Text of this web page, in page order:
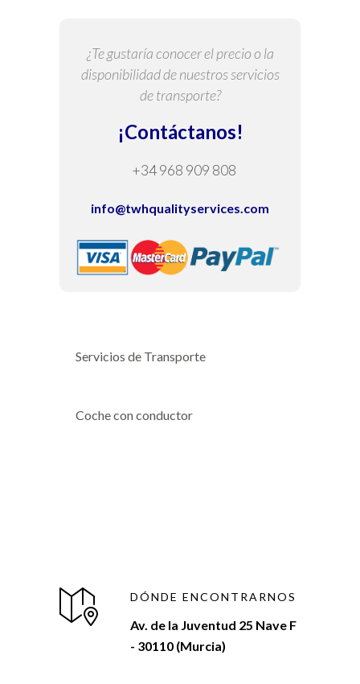
¿Te gustaría conocer el precio o la
disponibilidad de nuestros servicios
de transporte?
¡Contáctanos!
+34 968 909 808
info@twhqualityservices.com
Servicios de Transporte
Coche con conductor
DÓNDE ENCONTRARNOS
Av. de la Juventud 25 Nave F
- 30110 (Murcia)